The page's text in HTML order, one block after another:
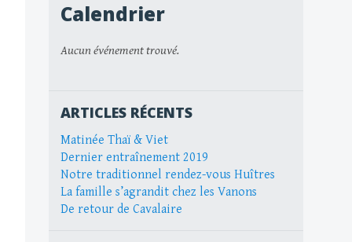
Calendrier
Aucun événement trouvé.
ARTICLES RÉCENTS
Matinée Thaï & Viet
Dernier entraînement 2019
Notre traditionnel rendez-vous Huîtres
La famille s’agrandit chez les Vanons
De retour de Cavalaire